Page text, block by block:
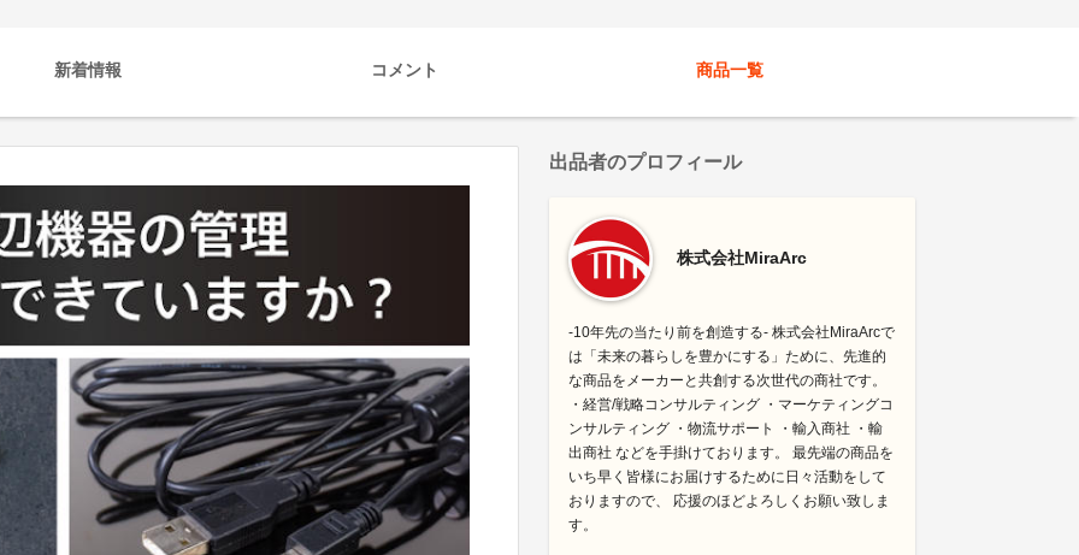
新着情報 コメント 商品一覧
出品者のプロフィール
株式会社MiraArc
-10年先の当たり前を創造する- 株式会社MiraArcで
は「未来の暮らしを豊かにする」ために、先進的
な商品をメーカーと共創する次世代の商社です。
・経営/戦略コンサルティング ・マーケティングコ
ンサルティング ・物流サポート ・輸入商社 ・輸
出商社 などを手掛けております。 最先端の商品を
いち早く皆様にお届けするために日々活動をして
おりますので、 応援のほどよろしくお願い致しま
す。